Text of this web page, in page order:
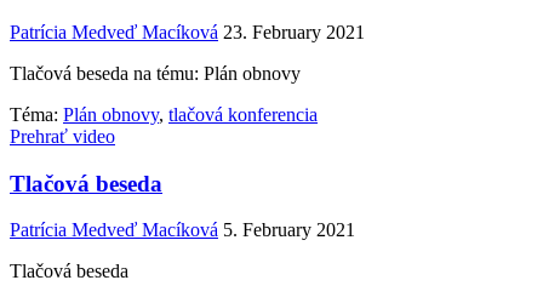
Patrícia Medveď Macíková 23. February 2021
Tlačová beseda na tému: Plán obnovy
Téma: Plán obnovy, tlačová konferencia
Prehrať video
Tlačová beseda
Patrícia Medveď Macíková 5. February 2021
Tlačová beseda